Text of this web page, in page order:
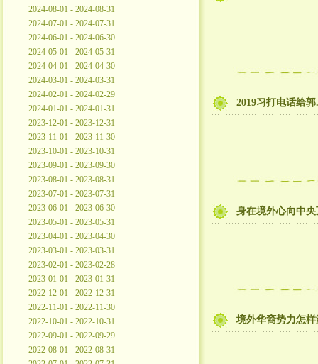
2024-08-01 - 2024-08-31
2024-07-01 - 2024-07-31
2024-06-01 - 2024-06-30
2024-05-01 - 2024-05-31
2024-04-01 - 2024-04-30
2024-03-01 - 2024-03-31
2024-02-01 - 2024-02-29
2024-01-01 - 2024-01-31
2023-12-01 - 2023-12-31
2023-11-01 - 2023-11-30
2023-10-01 - 2023-10-31
2023-09-01 - 2023-09-30
2023-08-01 - 2023-08-31
2023-07-01 - 2023-07-31
2023-06-01 - 2023-06-30
2023-05-01 - 2023-05-31
2023-04-01 - 2023-04-30
2023-03-01 - 2023-03-31
2023-02-01 - 2023-02-28
2023-01-01 - 2023-01-31
2022-12-01 - 2022-12-31
2022-11-01 - 2022-11-30
2022-10-01 - 2022-10-31
2022-09-01 - 2022-09-29
2022-08-01 - 2022-08-31
2019习打电话给
身在境外心向中
境外华裔势力怎